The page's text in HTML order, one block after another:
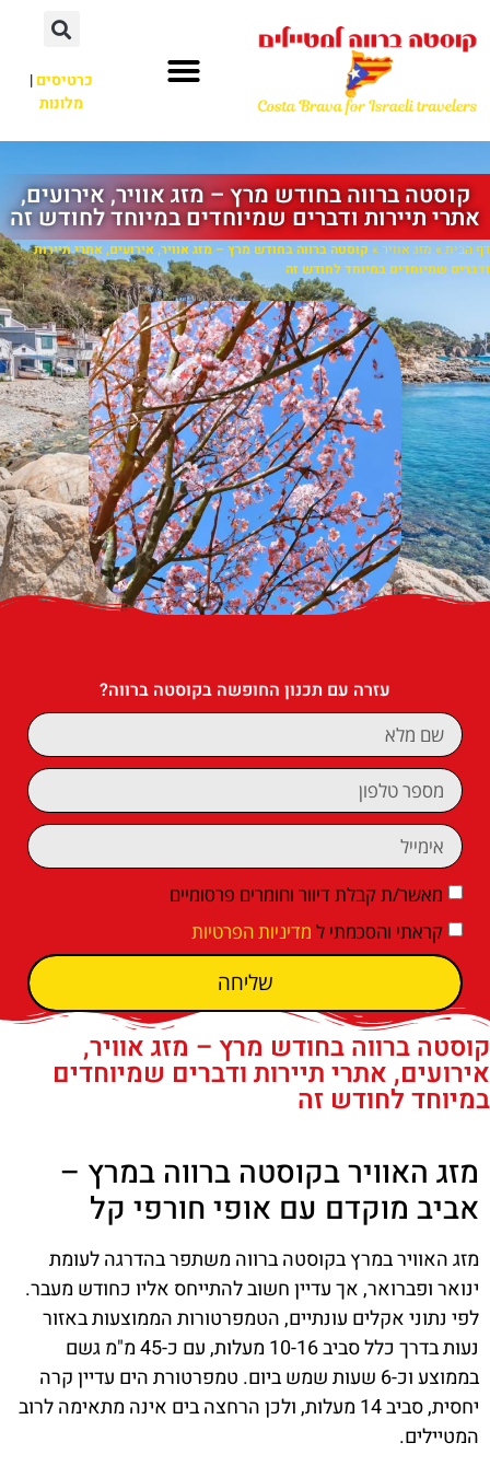
כרטיסים|
מלונות
קוסטה ברווה בחודש מרץ – מזג אוויר, אירועים,
אתרי תיירות ודברים שמיוחדים במיוחד לחודש זה
דף הבית » מזג אוויר » קוסטה ברווה בחודש מרץ – מזג אוויר, אירועים, אתרי תיירות
ודברים שמיוחדים במיוחד לחודש זה
עזרה עם תכנון החופשה בקוסטה ברווה?
מאשר/ת קבלת דיוור וחומרים פרסומיים
קראתי והסכמתי ל מדיניות הפרטיות
שליחה
קוסטה ברווה בחודש מרץ – מזג אוויר,
אירועים, אתרי תיירות ודברים שמיוחדים
במיוחד לחודש זה
מזג האוויר בקוסטה ברווה במרץ –
אביב מוקדם עם אופי חורפי קל
מזג האוויר במרץ בקוסטה ברווה משתפר בהדרגה לעומת
ינואר ופברואר, אך עדיין חשוב להתייחס אליו כחודש מעבר.
לפי נתוני אקלים עונתיים, הטמפרטורות הממוצעות באזור
נעות בדרך כלל סביב 10-16 מעלות, עם כ-45 מ"מ גשם
בממוצע וכ-6 שעות שמש ביום. טמפרטורת הים עדיין קרה
יחסית, סביב 14 מעלות, ולכן הרחצה בים אינה מתאימה לרוב
המטיילים.